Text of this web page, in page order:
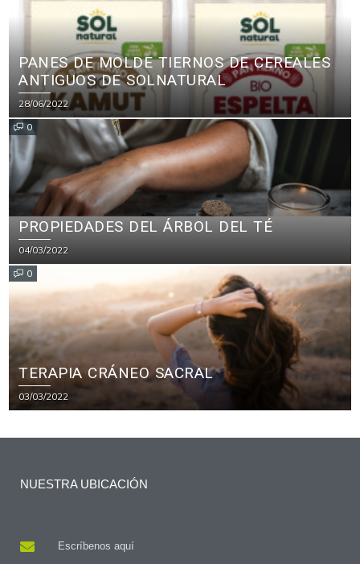
PANES DE MOLDE TIERNOS DE CEREALES
ANTIGUOS DE SOLNATURAL
28/06/2022
0
PROPIEDADES DEL ÁRBOL DEL TÉ
04/03/2022
0
TERAPIA CRÁNEO SACRAL
03/03/2022
NUESTRA UBICACIÓN
Escríbenos aquí